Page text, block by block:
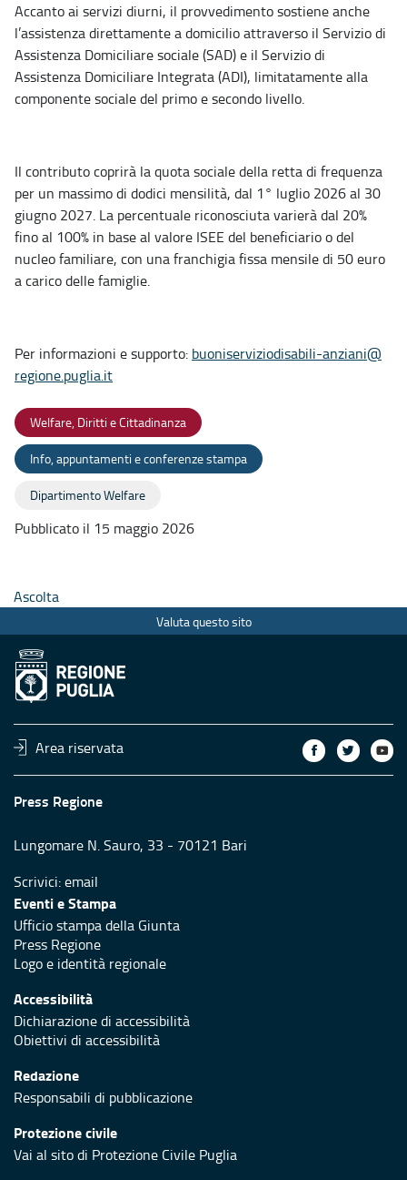
Accanto ai servizi diurni, il provvedimento sostiene anche
l’assistenza direttamente a domicilio attraverso il Servizio di
Assistenza Domiciliare sociale (SAD) e il Servizio di
Assistenza Domiciliare Integrata (ADI), limitatamente alla
componente sociale del primo e secondo livello.
Il contributo coprirà la quota sociale della retta di frequenza
per un massimo di dodici mensilità, dal 1° luglio 2026 al 30
giugno 2027. La percentuale riconosciuta varierà dal 20%
fino al 100% in base al valore ISEE del beneficiario o del
nucleo familiare, con una franchigia fissa mensile di 50 euro
a carico delle famiglie.
Per informazioni e supporto: buoniserviziodisabili-anziani@
regione.puglia.it
Welfare, Diritti e Cittadinanza
Info, appuntamenti e conferenze stampa
Dipartimento Welfare
Pubblicato il 15 maggio 2026
Ascolta
Valuta questo sito
Area riservata
Press Regione
Lungomare N. Sauro, 33 - 70121 Bari
Scrivici:email
Eventi e Stampa
Ufficio stampa della Giunta
Press Regione
Logo e identità regionale
Accessibilità
Dichiarazione di accessibilità
Obiettivi di accessibilità
Redazione
Responsabili di pubblicazione
Protezione civile
Vai al sito di Protezione Civile Puglia